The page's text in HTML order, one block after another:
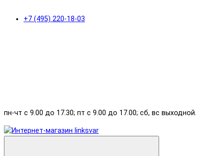
+7 (495) 220-18-03
пн-чт с 9.00 до 17.30; пт с 9.00 до 17.00; сб, вс выходной.